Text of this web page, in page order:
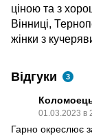
ціною та з
Вінниці,
жінки з
Відгуки 3
01.03.2023 в
Гарно окреслює